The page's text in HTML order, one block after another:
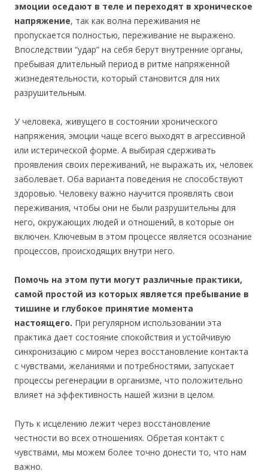
эмоции оседают в теле и переходят в хроническое
напряжение, так как волна переживания не
пропускается полностью, переживание не выражено.
Впоследствии “удар” на себя берут внутренние органы,
пребывая длительный период в ритме напряженной
жизнедеятельности, который становится для них
разрушительным.
У человека, живущего в состоянии хронического
напряжения, эмоции чаще всего выходят в агрессивной
или истерической форме. А выбирая сдерживать
проявления своих переживаний, не выражать их, человек
заболевает. Оба варианта поведения не способствуют
здоровью. Человеку важно научится проявлять свои
переживания, чтобы они не были разрушительны для
него, окружающих людей и отношений, в которые он
включен. Ключевым в этом процессе является осознание
процессов, происходящих внутри него.
Помочь на этом пути могут различные практики,
самой простой из которых является пребывание в
тишине и глубокое принятие момента
настоящего. При регулярном использовании эта
практика дает состояние спокойствия и устойчивую
синхронизацию с миром через восстановление контакта
с чувствами, желаниями и потребностями, запускает
процессы регенерации в организме, что положительно
влияет на эффективность нашей жизни в целом.
Путь к исцелению лежит через восстановление
честности во всех отношениях. Обретая контакт с
чувствами, мы можем более точно донести то, что нам
важно.